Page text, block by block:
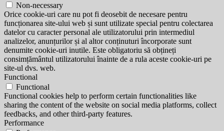
Non-necessary
Orice cookie-uri care nu pot fi deosebit de necesare pentru
funcționarea site-ului web și sunt utilizate special pentru colectarea
datelor cu caracter personal ale utilizatorului prin intermediul
analizelor, anunțurilor și al altor conținuturi încorporate sunt
denumite cookie-uri inutile. Este obligatoriu să obțineți
consimțământul utilizatorului înainte de a rula aceste cookie-uri pe
site-ul dvs. web.
Functional
Functional
Functional cookies help to perform certain functionalities like
sharing the content of the website on social media platforms, collect
feedbacks, and other third-party features.
Performance